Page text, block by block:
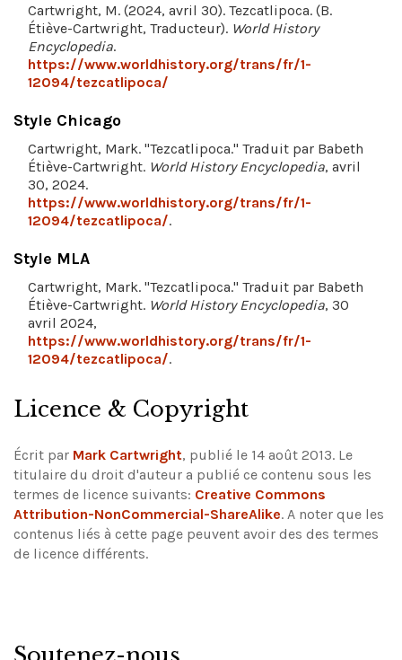
Cartwright, M. (2024, avril 30). Tezcatlipoca. (B.
Étiève-Cartwright, Traducteur). World History
Encyclopedia.
https://www.worldhistory.org/trans/fr/1-
12094/tezcatlipoca/
Style Chicago
Cartwright, Mark. "Tezcatlipoca." Traduit par Babeth
Étiève-Cartwright. World History Encyclopedia, avril
30, 2024.
https://www.worldhistory.org/trans/fr/1-
12094/tezcatlipoca/.
Style MLA
Cartwright, Mark. "Tezcatlipoca." Traduit par Babeth
Étiève-Cartwright. World History Encyclopedia, 30
avril 2024,
https://www.worldhistory.org/trans/fr/1-
12094/tezcatlipoca/.
Licence & Copyright
Écrit par Mark Cartwright, publié le 14 août 2013. Le
titulaire du droit d'auteur a publié ce contenu sous les
termes de licence suivants: Creative Commons
Attribution-NonCommercial-ShareAlike. A noter que les
contenus liés à cette page peuvent avoir des des termes
de licence différents.
Soutenez-nous